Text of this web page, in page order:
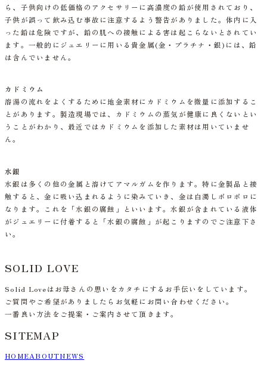
ら、子供向けの低価格のアクセサリーに高濃度の鉛が使用されており、
子供が誤って飲み込む事故に注意するよう警告がありました。体内に入
った鉛は危険ですが、鉛の肌への接触による害は起こらないとされてい
ます。一般的にジュエリーに用いる貴金属(金・プラチナ・銀)には、鉛
は含んでいません。
カドミウム
溶湯の流れをよくするために地金素材にカドミウムを微量に添加するこ
とがあります。製造現場では、カドミウムの蒸気が健康に良くないとい
うことがわかり、最近ではカドミウムを添加した素材は用いていませ
ん。
水銀
水銀は多くの他の金属と溶けてアマルガムを作ります。特に金製品と接
触すると、金に吸い込まれるように染みていき、金は白濁しボロボロに
なります。これを
「水銀の腐蝕」といいます。水銀が含まれている液体
がジュエリーに付着すると「水銀の腐蝕」が起こりますのでご注意下さ
い。
SOLID LOVE
Solid Loveはお母さんの思いをカタチにするお手伝いをしています。
ご質問やご希望がありましたらお気軽にお問い合わせください。
一番良い方法をご提案・ご案内させて頂きます。
SITEMAP
HOMEABOUTNEWS